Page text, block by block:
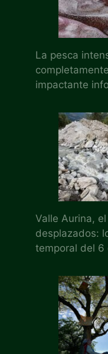
La pesca
impactante
Valle Aurina,
desplazados:
temporal del 6